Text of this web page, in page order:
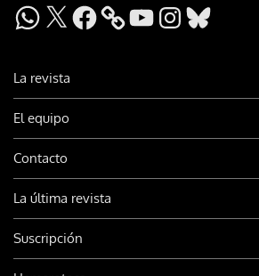
WhatsApp
X Facebook YouTubeInstagram
Bluesky
La revista
El equipo
Contacto
La última revista
Suscripción